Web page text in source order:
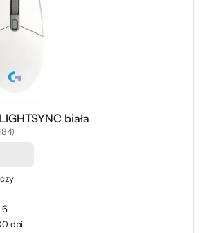
biała
6
dpi